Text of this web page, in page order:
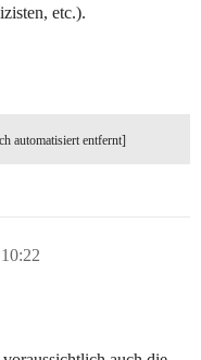
etc.).
automatisiert entfernt]